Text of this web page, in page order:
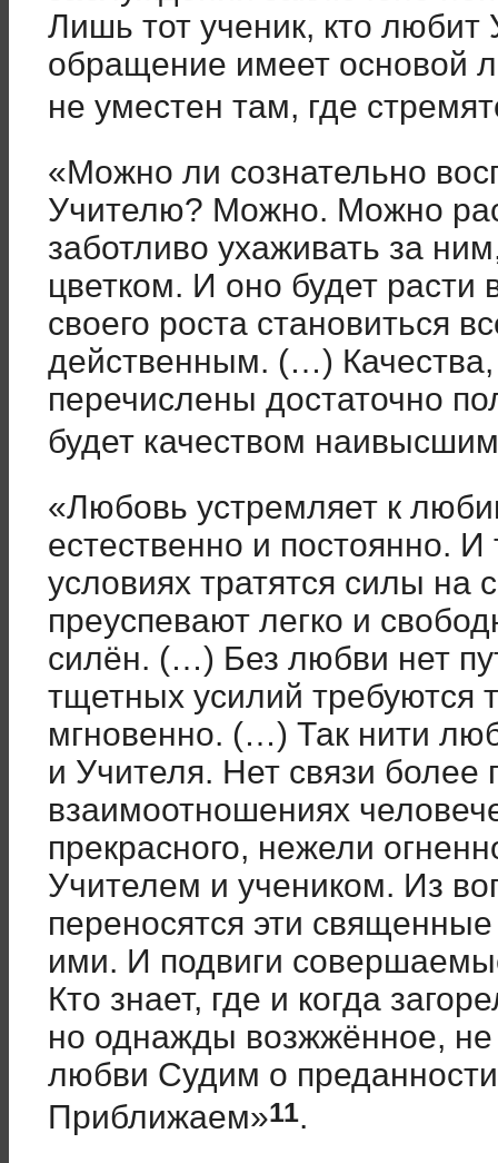
Лишь тот ученик, кто любит
обращение имеет основой
не уместен там, где
«Можно ли сознательно
Учителю? Можно. Можно
заботливо ухаживать за
цветком. И оно будет
своего роста становиться
действенным. (…)
перечислены достаточно
будет качеством
«Любовь устремляет к
естественно и постоянно.
условиях тратятся силы на
преуспевают легко и
силён. (…) Без любви нет
тщетных усилий требуются
мгновенно. (…) Так нити
и Учителя. Нет связи более
взаимоотношениях
прекрасного, нежели
Учителем и учеником. Из
переносятся эти
ими. И подвиги
Кто знает, где и когда
но однажды возжжённое,
любви Судим о
Приближаем»11.